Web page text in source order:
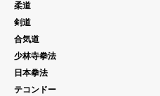
柔道
剣道
合気道
少林寺拳法
日本拳法
テコンドー